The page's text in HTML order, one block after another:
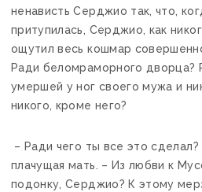
ненависть Серджио так, что,
притупилась, Серджио, как
ощутил весь кошмар
Ради беломраморного
умершей у ног своего мужа и
никого, кроме него?
– Ради чего ты все это
плачущая мать. – Из любви к
подонку, Серджио? К этому